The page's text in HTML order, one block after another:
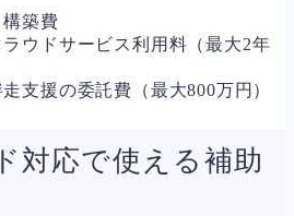
築費
ウドサービス利用料（最大2年
支援の委託費（最大800万円）
対応で使える補助